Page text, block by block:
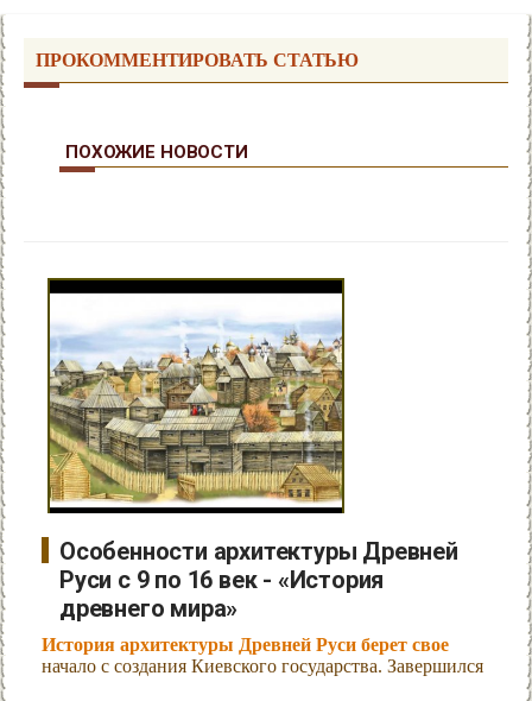
ПРОКОММЕНТИРОВАТЬ СТАТЬЮ
ПОХОЖИЕ НОВОСТИ
Особенности архитектуры Древней
Руси с 9 по 16 век - «История
древнего мира»
История архитектуры Древней Руси берет свое
начало с создания Киевского государства. Завершился